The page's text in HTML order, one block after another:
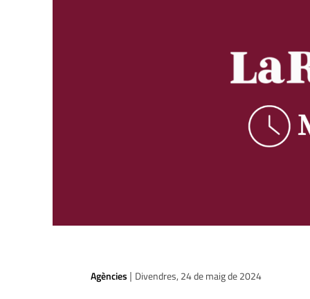
Agències | Divendres, 24 de maig de 2024